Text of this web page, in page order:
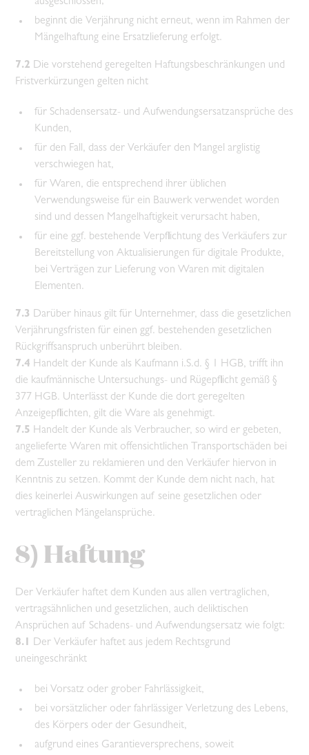
beginnt die Verjährung nicht erneut, wenn im Rahmen der
Mängelhaftung eine Ersatzlieferung erfolgt.
7.2 Die vorstehend geregelten Haftungsbeschränkungen und
Fristverkürzungen gelten nicht
für Schadensersatz- und Aufwendungsersatzansprüche des
Kunden,
für den Fall, dass der Verkäufer den Mangel arglistig
verschwiegen hat,
für Waren, die entsprechend ihrer üblichen
Verwendungsweise für ein Bauwerk verwendet worden
sind und dessen Mangelhaftigkeit verursacht haben,
für eine ggf. bestehende Verpflichtung des Verkäufers zur
Bereitstellung von Aktualisierungen für digitale Produkte,
bei Verträgen zur Lieferung von Waren mit digitalen
Elementen.
7.3 Darüber hinaus gilt für Unternehmer, dass die gesetzlichen
Verjährungsfristen für einen ggf. bestehenden gesetzlichen
Rückgriffsanspruch unberührt bleiben.
7.4 Handelt der Kunde als Kaufmann i.S.d. § 1 HGB, trifft ihn
die kaufmännische Untersuchungs- und Rügepflicht gemäß §
377 HGB. Unterlässt der Kunde die dort geregelten
Anzeigepflichten, gilt die Ware als genehmigt.
7.5 Handelt der Kunde als Verbraucher, so wird er gebeten,
angelieferte Waren mit offensichtlichen Transportschäden bei
dem Zusteller zu reklamieren und den Verkäufer hiervon in
Kenntnis zu setzen. Kommt der Kunde dem nicht nach, hat
dies keinerlei Auswirkungen auf seine gesetzlichen oder
vertraglichen Mängelansprüche.
8) Haftung
Der Verkäufer haftet dem Kunden aus allen vertraglichen,
vertragsähnlichen und gesetzlichen, auch deliktischen
Ansprüchen auf Schadens- und Aufwendungsersatz wie folgt:
8.1 Der Verkäufer haftet aus jedem Rechtsgrund
uneingeschränkt
bei Vorsatz oder grober Fahrlässigkeit,
bei vorsätzlicher oder fahrlässiger Verletzung des Lebens,
des Körpers oder der Gesundheit,
aufgrund eines Garantieversprechens, soweit